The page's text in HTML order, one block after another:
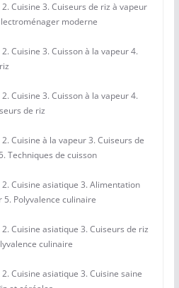
Cuisine 3. Cuiseurs de riz à vapeur
moderne
Cuisine 3. Cuisson à la vapeur 4.
Cuisine 3. Cuisson à la vapeur 4.
de riz
Cuisine à la vapeur 3. Cuiseurs de
Techniques de cuisson
Cuisine asiatique 3. Alimentation
5. Polyvalence culinaire
Cuisine asiatique 3. Cuiseurs de riz
culinaire
Cuisine asiatique 3. Cuisine saine